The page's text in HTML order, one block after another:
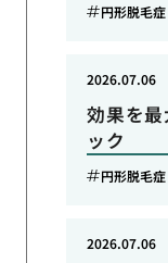
円形脱毛症
効果を
ック
2026.07.06
円形脱毛症
2026.07.06